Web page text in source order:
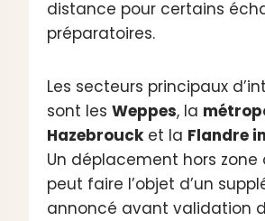
distance pour certains
préparatoires.
Les secteurs principaux
sont les Weppes, la
Hazebroucket la Flandre
Un déplacement hors zone
peut faire l’objet d’un
annoncé avant validation